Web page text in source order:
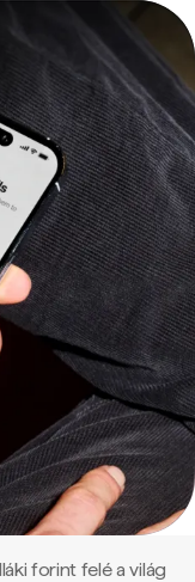
forint felé a világ